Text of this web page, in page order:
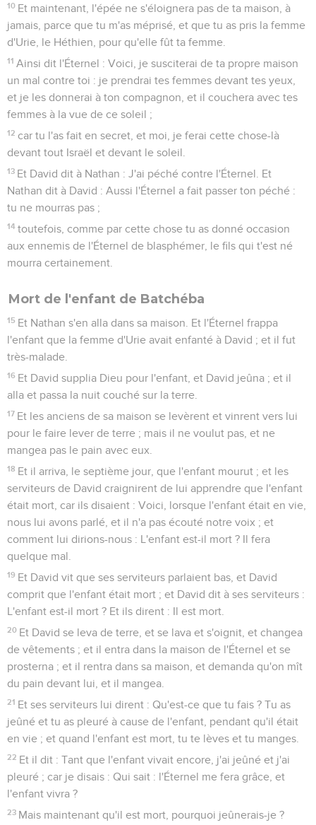
10 Et maintenant, l'épée ne s'éloignera pas de ta maison, à
jamais, parce que tu m'as méprisé, et que tu as pris la femme
d'Urie, le Héthien, pour qu'elle fût ta femme.
11 Ainsi dit l'Éternel : Voici, je susciterai de ta propre maison
un mal contre toi : je prendrai tes femmes devant tes yeux,
et je les donnerai à ton compagnon, et il couchera avec tes
femmes à la vue de ce soleil ;
12 car tu l'as fait en secret, et moi, je ferai cette chose-là
devant tout Israël et devant le soleil.
13 Et David dit à Nathan : J'ai péché contre l'Éternel. Et
Nathan dit à David : Aussi l'Éternel a fait passer ton péché :
tu ne mourras pas ;
14 toutefois, comme par cette chose tu as donné occasion
aux ennemis de l'Éternel de blasphémer, le fils qui t'est né
mourra certainement.
Mort de l'enfant de Batchéba
15 Et Nathan s'en alla dans sa maison. Et l'Éternel frappa
l'enfant que la femme d'Urie avait enfanté à David ; et il fut
très-malade.
16 Et David supplia Dieu pour l'enfant, et David jeûna ; et il
alla et passa la nuit couché sur la terre.
17 Et les anciens de sa maison se levèrent et vinrent vers lui
pour le faire lever de terre ; mais il ne voulut pas, et ne
mangea pas le pain avec eux.
18 Et il arriva, le septième jour, que l'enfant mourut ; et les
serviteurs de David craignirent de lui apprendre que l'enfant
était mort, car ils disaient : Voici, lorsque l'enfant était en vie,
nous lui avons parlé, et il n'a pas écouté notre voix ; et
comment lui dirions-nous : L'enfant est-il mort ? Il fera
quelque mal.
19 Et David vit que ses serviteurs parlaient bas, et David
comprit que l'enfant était mort ; et David dit à ses serviteurs :
L'enfant est-il mort ? Et ils dirent : Il est mort.
20 Et David se leva de terre, et se lava et s'oignit, et changea
de vêtements ; et il entra dans la maison de l'Éternel et se
prosterna ; et il rentra dans sa maison, et demanda qu'on mît
du pain devant lui, et il mangea.
21 Et ses serviteurs lui dirent : Qu'est-ce que tu fais ? Tu as
jeûné et tu as pleuré à cause de l'enfant, pendant qu'il était
en vie ; et quand l'enfant est mort, tu te lèves et tu manges.
22 Et il dit : Tant que l'enfant vivait encore, j'ai jeûné et j'ai
pleuré ; car je disais : Qui sait : l'Éternel me fera grâce, et
l'enfant vivra ?
23 Mais maintenant qu'il est mort, pourquoi jeûnerais-je ?